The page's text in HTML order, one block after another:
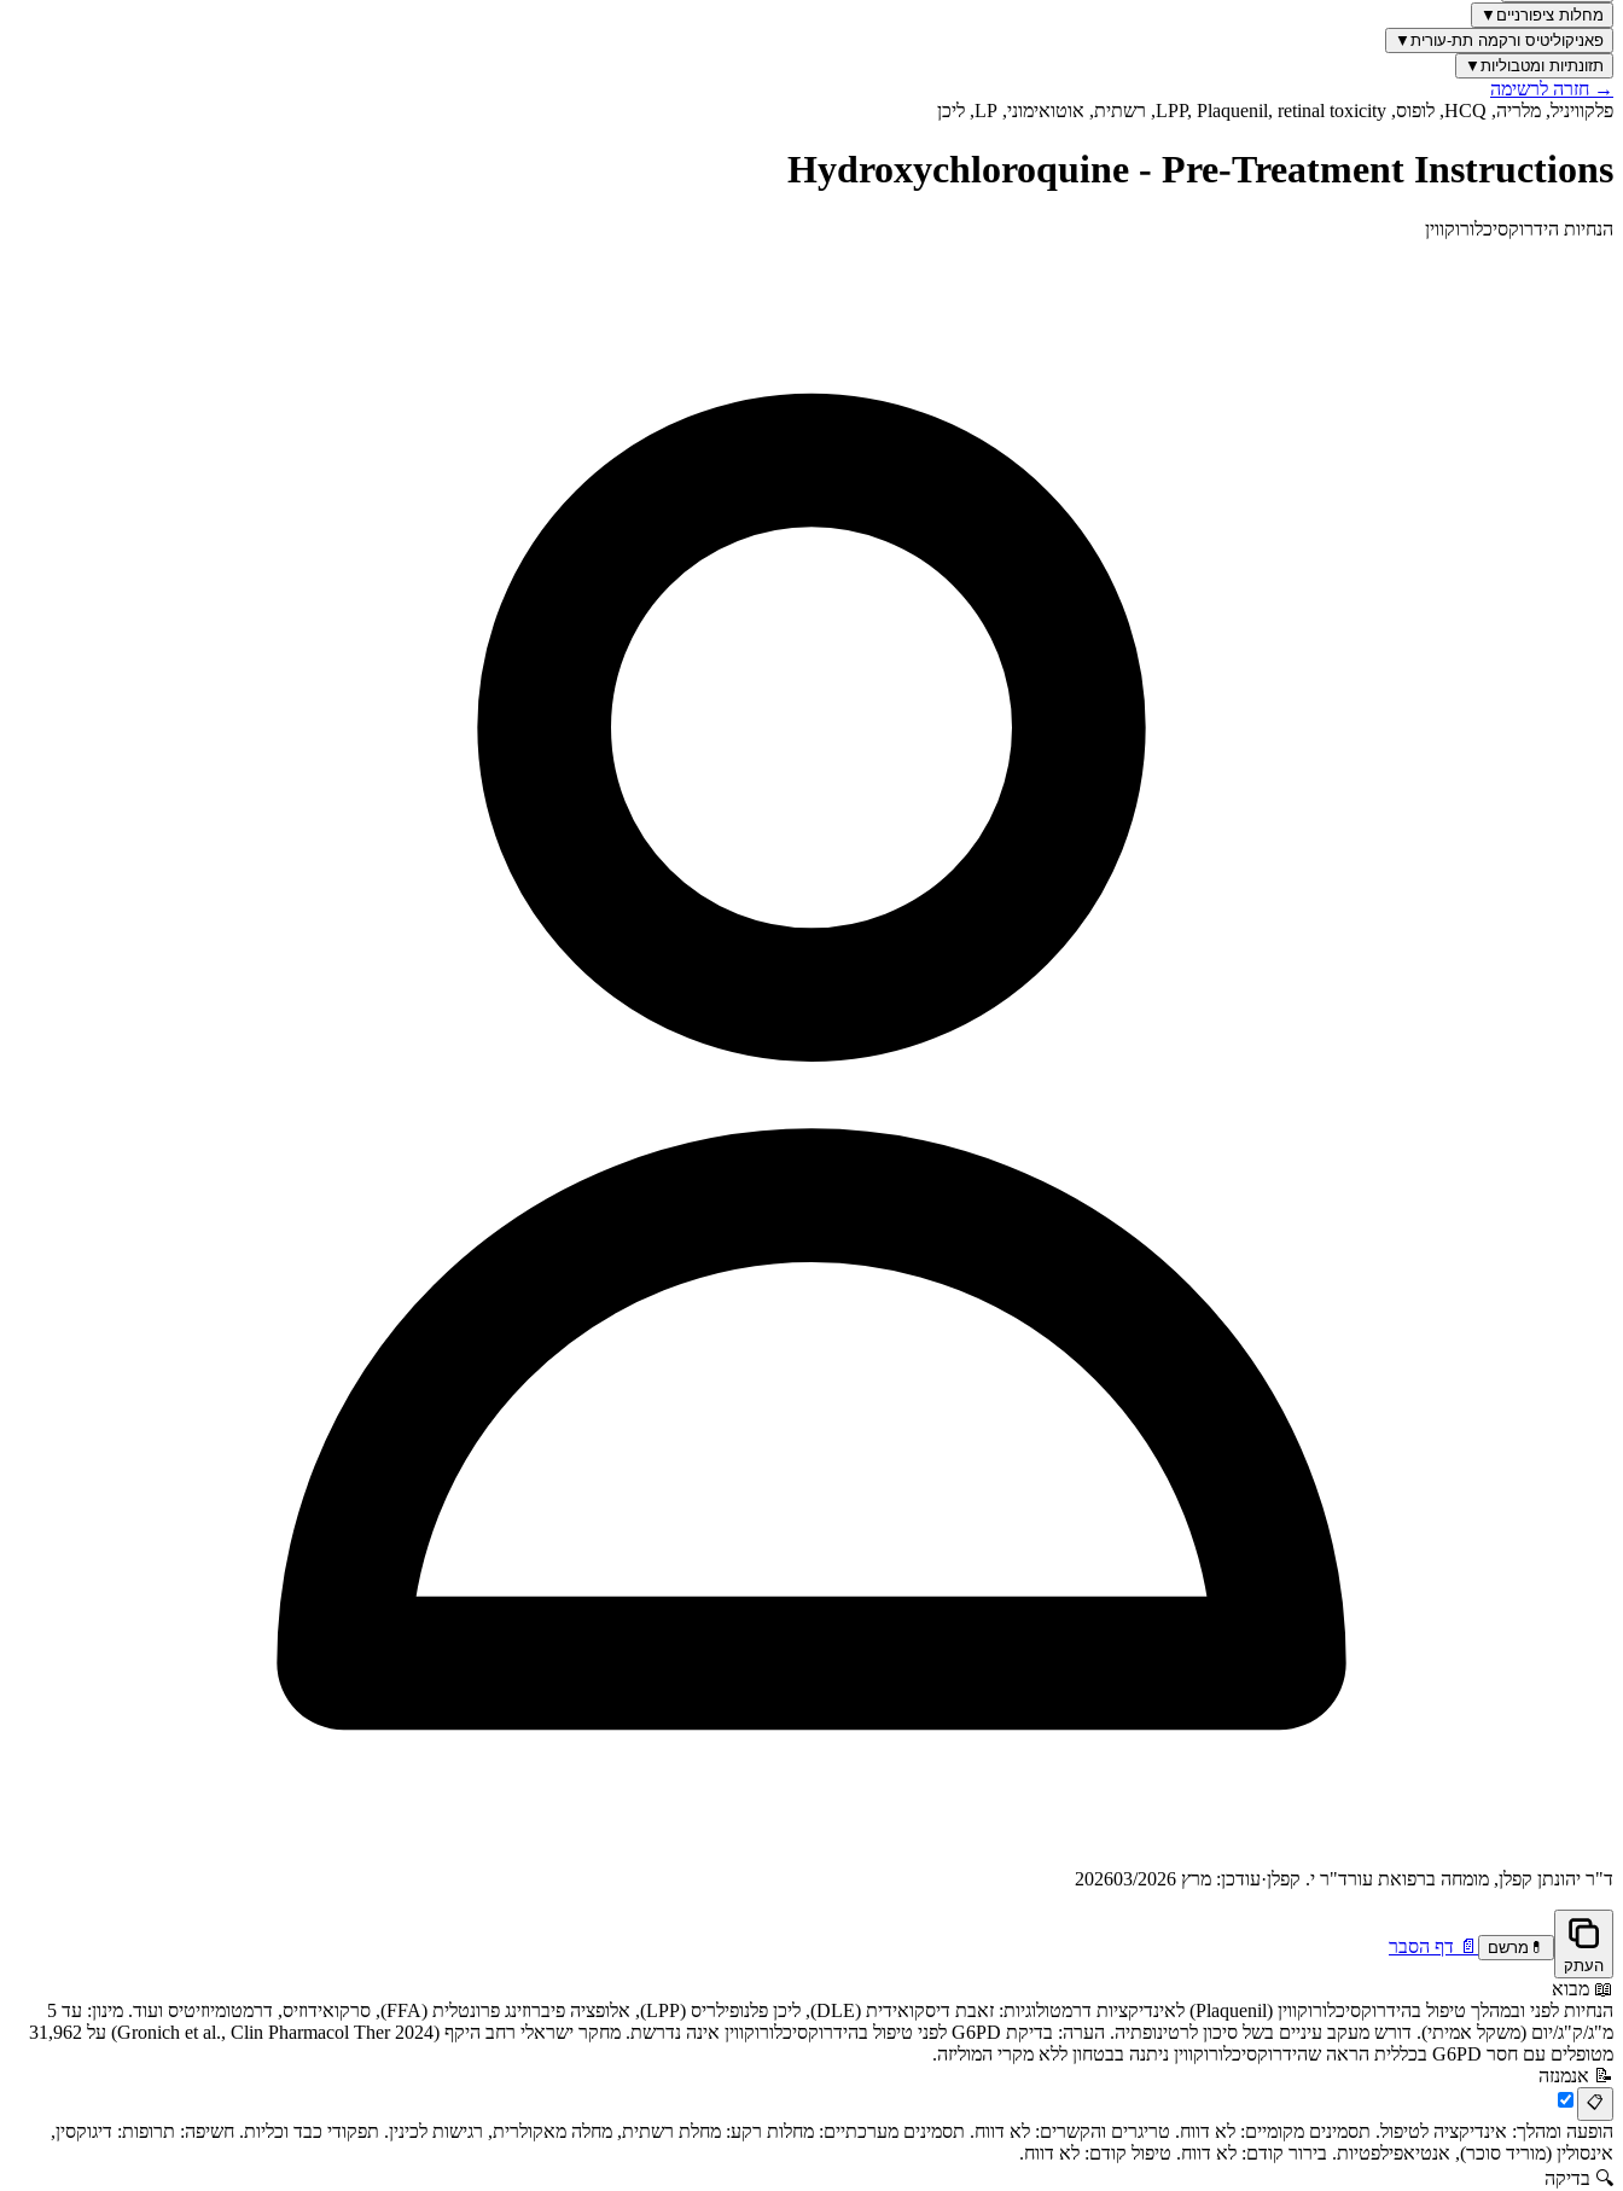
מחלות ציפורניים ▼
פאניקוליטיס ורקמה תת-עורית ▼
תזונתיות ומטבוליות ▼
→ חזרה לרשימה
פלקוויניל, מלריה, HCQ, לופוס, LPP, Plaquenil, retinal toxicity, רשתית, אוטואימוני, LP, ליכן
Hydroxychloroquine - Pre-Treatment Instructions
הנחיות הידרוקסיכלורוקווין
ד"ר יהונתן קפלן, מומחה ברפואת עורד"ר י. קפלן·עודכן: מרץ 2026 03/2026
העתק
💊 מרשם 📄 דף הסבר
📖 מבוא
הנחיות לפני ובמהלך טיפול בהידרוקסיכלורוקווין (Plaquenil) לאינדיקציות דרמטולוגיות: זאבת דיסקואידית (DLE), ליכן פלנופילריס (LPP), אלופציה פיברוזינג פרונטלית (FFA), סרקואידוזיס, דרמטומיוזיטיס ועוד. מינון: עד 5
מ"ג/ק"ג/יום (משקל אמיתי). דורש מעקב עיניים בשל סיכון לרטינופתיה. הערה: בדיקת G6PD לפני טיפול בהידרוקסיכלורוקווין אינה נדרשת. מחקר ישראלי רחב היקף (Gronich et al., Clin Pharmacol Ther 2024) על 31,962
מטופלים עם חסר G6PD בכללית הראה שהידרוקסיכלורוקווין ניתנה בבטחון ללא מקרי המוליזה.
📝 אנמנזה
📋
הופעה ומהלך: אינדיקציה לטיפול. תסמינים מקומיים: לא דווח. טריגרים והקשרים: לא דווח. תסמינים מערכתיים: מחלות רקע: מחלת רשתית, מחלה מאקולרית, רגישות לכינין. תפקודי כבד וכליות. חשיפה: תרופות: דיגוקסין,
אינסולין (מוריד סוכר), אנטיאפילפטיות. בירור קודם: לא דווח. טיפול קודם: לא דווח.
🔍 בדיקה